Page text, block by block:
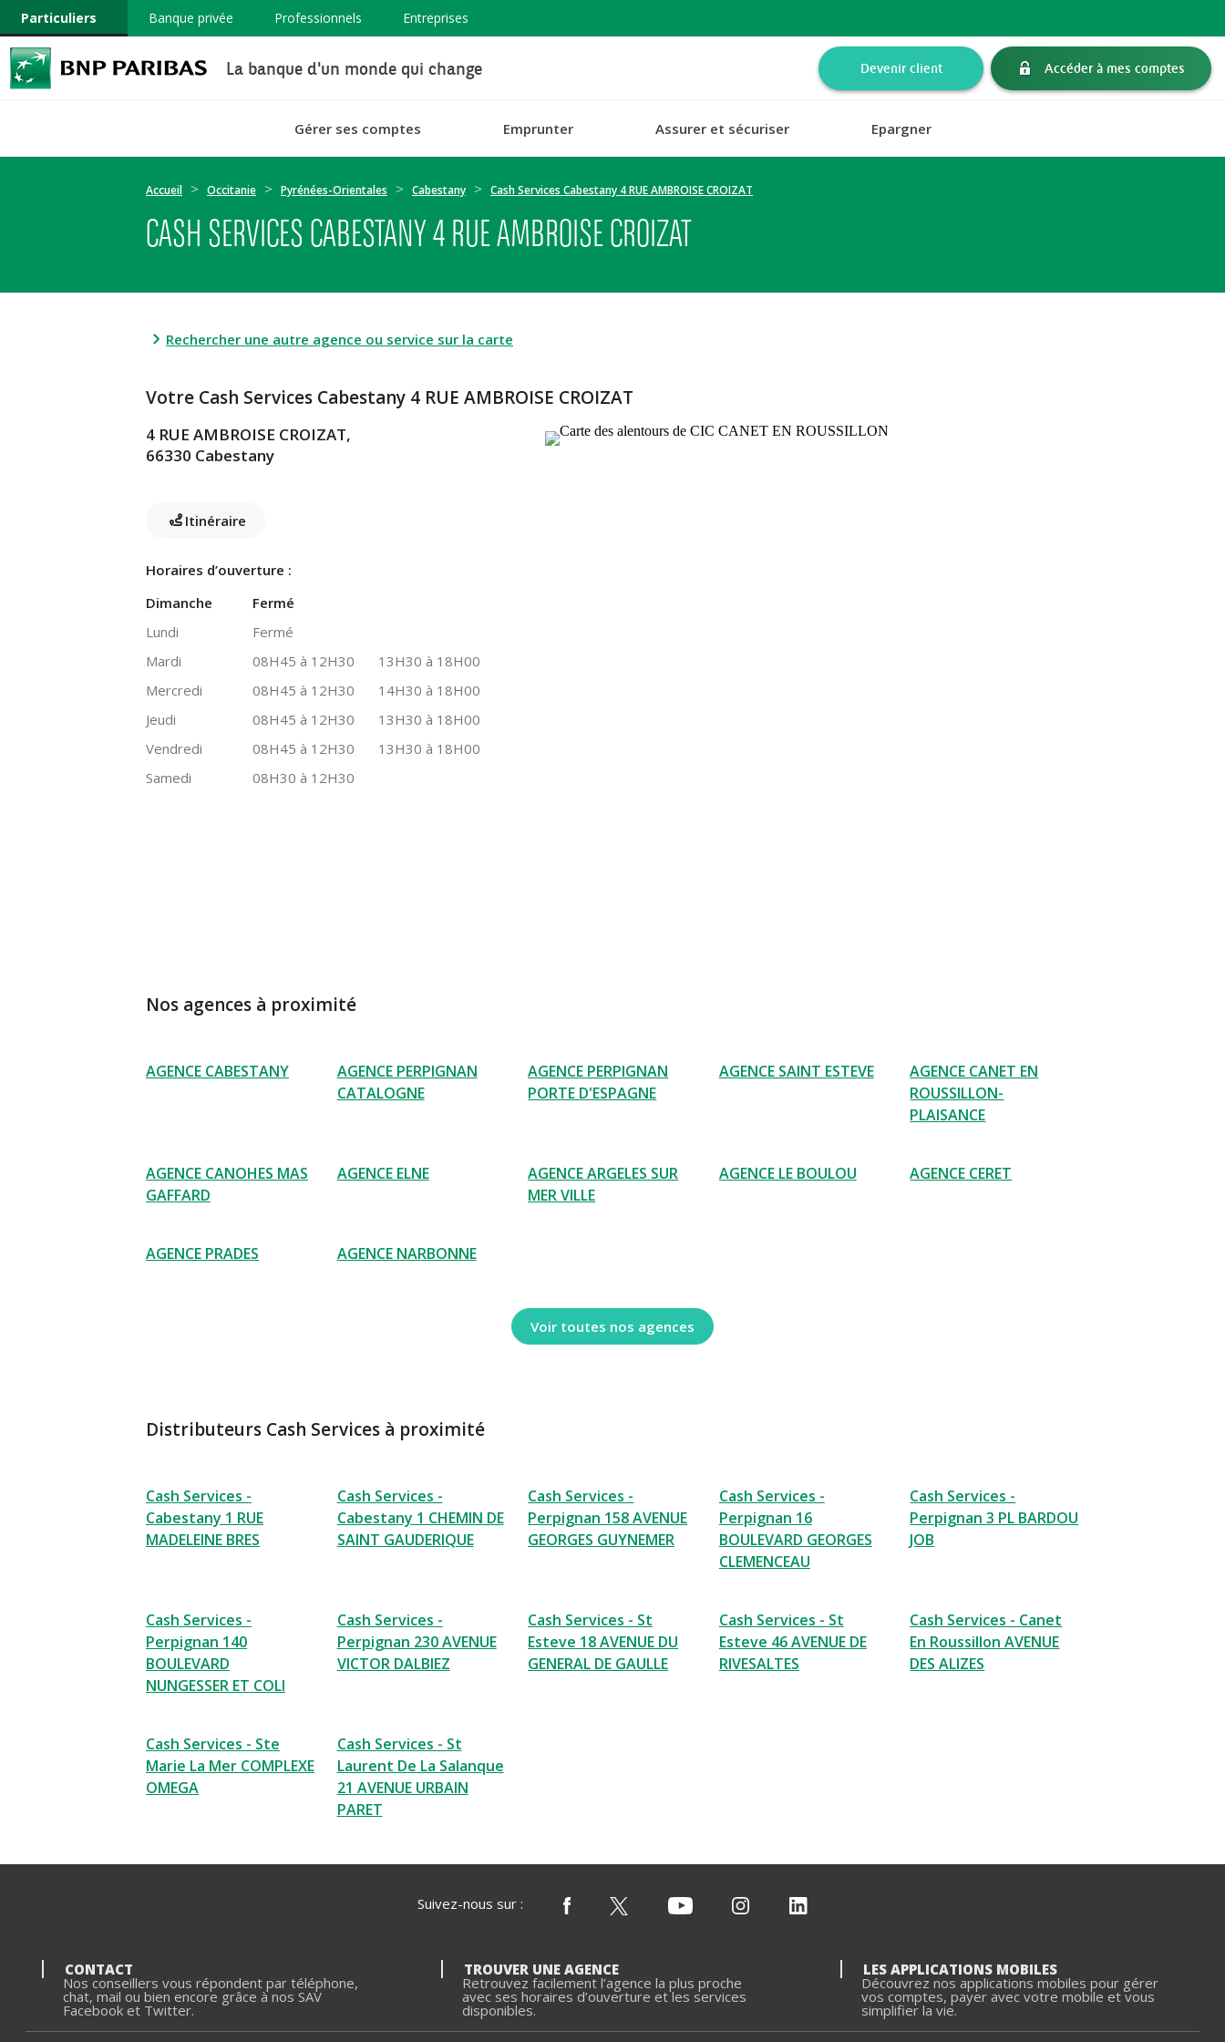
Particuliers Banque privée Professionnels Entreprises
La banque d'un monde qui change Devenir client Accéder à mes comptes
Gérer ses comptes Emprunter Assurer et sécuriser Epargner
Accueil Occitanie Pyrénées-Orientales Cabestany Cash Services Cabestany 4 RUE AMBROISE CROIZAT
CASH SERVICES CABESTANY 4 RUE AMBROISE CROIZAT
Rechercher une autre agence ou service sur la carte
Votre Cash Services Cabestany 4 RUE AMBROISE CROIZAT
4 RUE AMBROISE CROIZAT,
66330 Cabestany
Itinéraire
Horaires d’ouverture :
Dimanche
Fermé
Lundi
Fermé
Mardi
08H45 à 12H30
13H30 à 18H00
Mercredi
08H45 à 12H30
14H30 à 18H00
Jeudi
08H45 à 12H30
13H30 à 18H00
Vendredi
08H45 à 12H30
13H30 à 18H00
Samedi
08H30 à 12H30
Nos agences à proximité
AGENCE CABESTANY
AGENCE PERPIGNAN
CATALOGNE
AGENCE PERPIGNAN
PORTE D'ESPAGNE
AGENCE SAINT ESTEVE
AGENCE CANET EN
ROUSSILLON-
PLAISANCE
AGENCE CANOHES MAS
GAFFARD
AGENCE ELNE
AGENCE ARGELES SUR
MER VILLE
AGENCE LE BOULOU AGENCE CERET
AGENCE PRADES AGENCE NARBONNE
Voir toutes nos agences
Distributeurs Cash Services à proximité
Cash Services -
Cabestany 1 RUE
MADELEINE BRES
Cash Services -
Cabestany 1 CHEMIN DE
SAINT GAUDERIQUE
Cash Services -
Perpignan 158 AVENUE
GEORGES GUYNEMER
Cash Services -
Perpignan 16
BOULEVARD GEORGES
CLEMENCEAU
Cash Services -
Perpignan 3 PL BARDOU
JOB
Cash Services -
Perpignan 140
BOULEVARD
NUNGESSER ET COLI
Cash Services -
Perpignan 230 AVENUE
VICTOR DALBIEZ
Cash Services - St
Esteve 18 AVENUE DU
GENERAL DE GAULLE
Cash Services - St
Esteve 46 AVENUE DE
RIVESALTES
Cash Services - Canet
En Roussillon AVENUE
DES ALIZES
Cash Services - Ste
Marie La Mer COMPLEXE
OMEGA
Cash Services - St
Laurent De La Salanque
21 AVENUE URBAIN
PARET
Suivez-nous sur :
CONTACT
Nos conseillers vous répondent par téléphone,
chat, mail ou bien encore grâce à nos SAV
Facebook et Twitter.
TROUVER UNE AGENCE
Retrouvez facilement l’agence la plus proche
avec ses horaires d’ouverture et les services
disponibles.
LES APPLICATIONS MOBILES
Découvrez nos applications mobiles pour gérer
vos comptes, payer avec votre mobile et vous
simplifier la vie.